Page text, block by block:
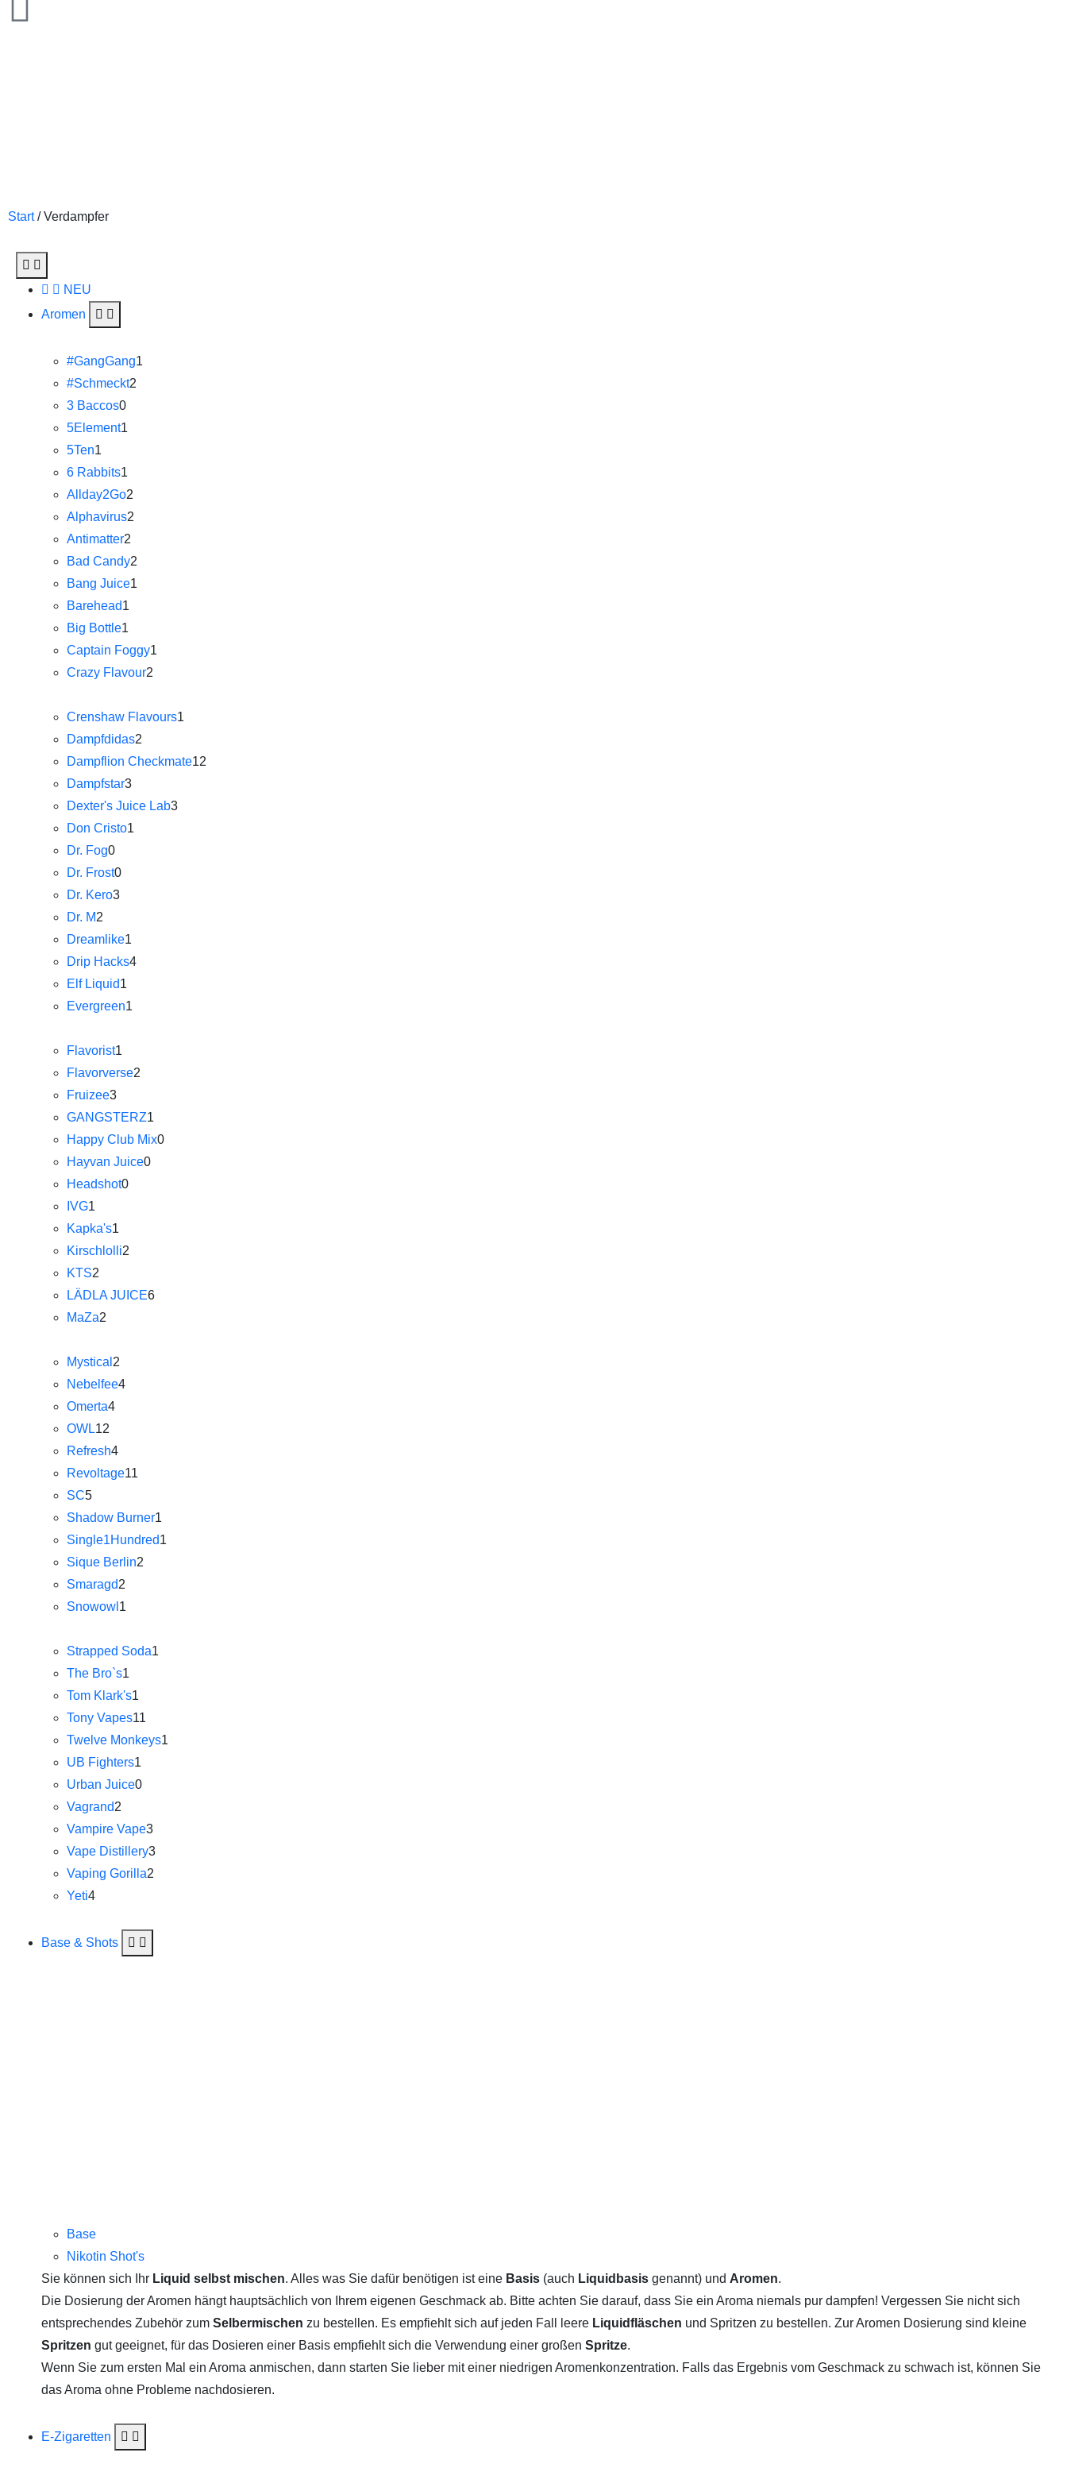
Start/ Verdampfer
NEU
Aromen
#GangGang1
#Schmeckt2
3 Baccos0
5Element1
5Ten1
6 Rabbits1
Allday2Go2
Alphavirus2
Antimatter2
Bad Candy2
Bang Juice1
Barehead1
Big Bottle1
Captain Foggy1
Crazy Flavour2
Crenshaw Flavours1
Dampfdidas2
Dampflion Checkmate12
Dampfstar3
Dexter's Juice Lab3
Don Cristo1
Dr. Fog0
Dr. Frost0
Dr. Kero3
Dr. M2
Dreamlike1
Drip Hacks4
Elf Liquid1
Evergreen1
Flavorist1
Flavorverse2
Fruizee3
GANGSTERZ1
Happy Club Mix0
Hayvan Juice0
Headshot0
IVG1
Kapka's1
Kirschlolli2
KTS2
LÄDLA JUICE6
MaZa2
Mystical 2
Nebelfee4
Omerta4
OWL12
Refresh4
Revoltage11
SC5
Shadow Burner1
Single1Hundred1
Sique Berlin2
Smaragd2
Snowowl 1
Strapped Soda1
The Bro`s1
Tom Klark's1
Tony Vapes11
Twelve Monkeys1
UB Fighters1
Urban Juice0
Vagrand2
Vampire Vape3
Vape Distillery3
Vaping Gorilla2
Yeti4
Base & Shots
Base
Nikotin Shot's
Sie können sich Ihr Liquid selbst mischen. Alles was Sie dafür benötigen ist eine Basis (auch Liquidbasis genannt) und Aromen.
Die Dosierung der Aromen hängt hauptsächlich von Ihrem eigenen Geschmack ab. Bitte achten Sie darauf, dass Sie ein Aroma niemals pur dampfen! Vergessen Sie nicht sich
entsprechendes Zubehör zum Selbermischen zu bestellen. Es empfiehlt sich auf jeden Fall leere Liquidfläschen und Spritzen zu bestellen. Zur Aromen Dosierung sind kleine
Spritzen gut geeignet, für das Dosieren einer Basis empfiehlt sich die Verwendung einer großen Spritze.
Wenn Sie zum ersten Mal ein Aroma anmischen, dann starten Sie lieber mit einer niedrigen Aromenkonzentration. Falls das Ergebnis vom Geschmack zu schwach ist, können Sie
das Aroma ohne Probleme nachdosieren.
E-Zigaretten